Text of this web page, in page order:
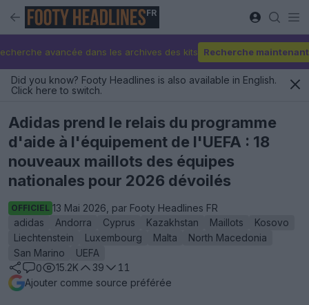
FR
avancée dans les archives des kits Recherche maintenant
Did you know? Footy Headlines is also available in English.
Click here to switch.
Adidas prend le relais du programme
d'aide à l'équipement de l'UEFA : 18
nouveaux maillots des équipes
nationales pour 2026 dévoilés
OFFICIEL 13 Mai 2026, par Footy Headlines FR
adidas
Andorra Cyprus Kazakhstan Maillots
Kosovo
Liechtenstein
Luxembourg Malta
North Macedonia
San Marino
UEFA
0
15.2K 39
11
Ajouter comme source préférée